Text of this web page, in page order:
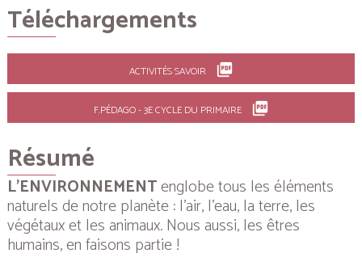
Téléchargements
ACTIVITÉS SAVOIR picture_as_pdf
F.PÉDAGO - 3E CYCLE DU PRIMAIRE picture_as_pdf
Résumé
L’ENVIRONNEMENTenglobe tous les éléments
naturels de notre planète : l’air, l’eau, la terre, les
végétaux et les animaux. Nous aussi, les êtres
humains, en faisons partie !